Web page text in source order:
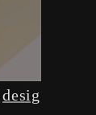
desig